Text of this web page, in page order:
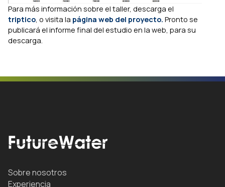
Para más información sobre el taller, descarga el
triptico , o visita la página web del proyecto. Pronto se
publicará el informe final del estudio en la web, para su
descarga.
Sobre nosotros
Experiencia